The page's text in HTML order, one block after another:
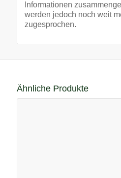
Informationen
werden jedoch noch weit
zugesprochen.
Ähnliche Produkte